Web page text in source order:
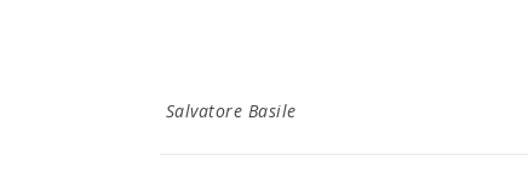
Salvatore Basile